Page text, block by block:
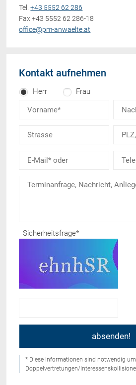
Tel.+43 5552 62 286
Fax +43 5552 62 286-18
office@pm-anwaelte.at
Kontakt aufnehmen
Herr Frau
Sicherheitsfrage*
* Diese Informationen sind notwendig um
Doppelvertretungen/